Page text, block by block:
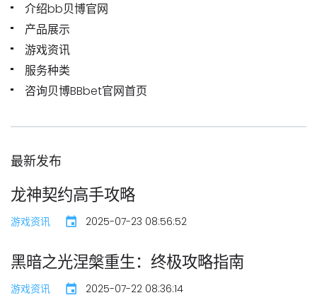
介绍bb贝博官网
产品展示
游戏资讯
服务种类
咨询贝博BBbet官网首页
最新发布
龙神契约高手攻略
游戏资讯 2025-07-23 08:56:52
黑暗之光涅槃重生：终极攻略指南
游戏资讯 2025-07-22 08:36:14